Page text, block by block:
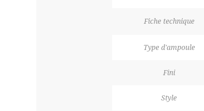
Fiche technique
Type d'ampoule
Fini
Style